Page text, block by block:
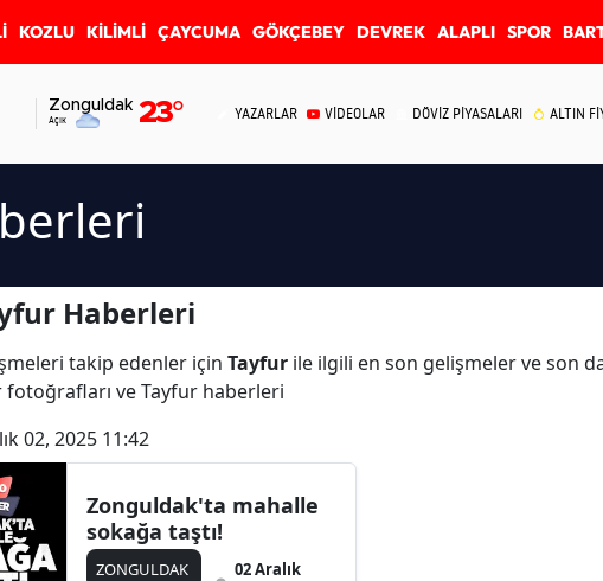
KOZLU KİLİMLİ ÇAYCUMA GÖKÇEBEY DEVREK ALAPLI SPOR
Zonguldak
Açık 23° YAZARLAR VİDEOLAR DÖVİZ PİYASALARI ALTIN
Haberleri
takip edenler için Tayfur ile ilgili en son gelişmeler ve son
fotoğrafları ve Tayfur haberleri
02, 2025 11:42
Zonguldak'ta mahalle
sokağa taştı!
ZONGULDAK
02 Aralık